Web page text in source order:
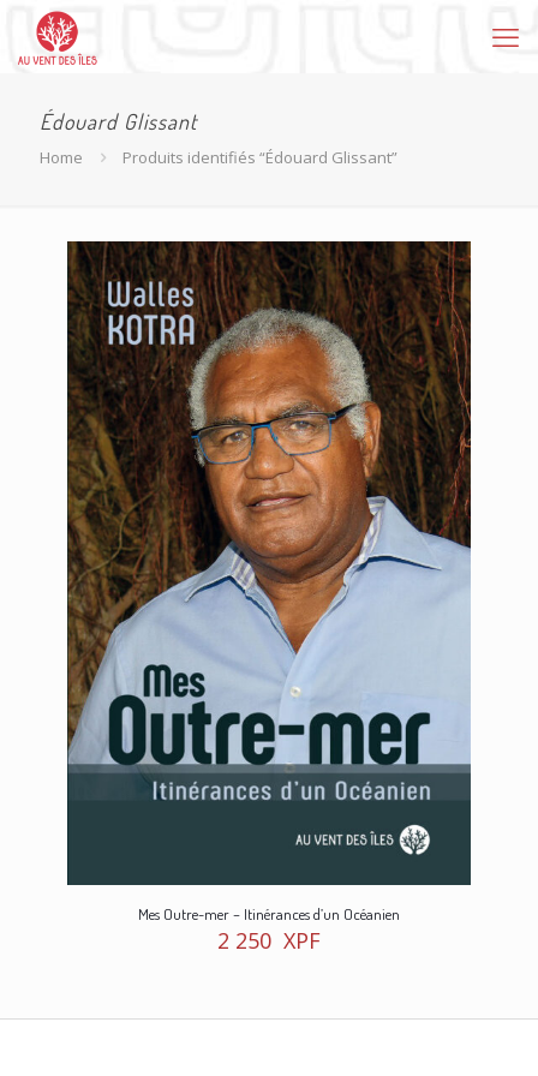
Édouard Glissant
Home Produits identifiés “Édouard Glissant”
Mes Outre-mer – Itinérances d’un Océanien
2 250 XPF